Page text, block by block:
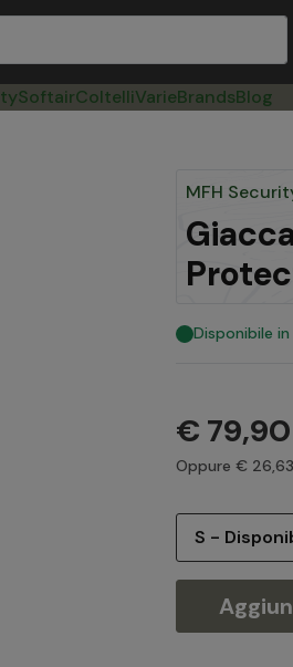
SoftairColtelliVarieBrandsBlog
MFH
Disponibile
€ 79,90
Oppure €